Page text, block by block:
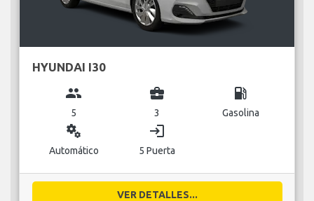
HYUNDAI I30
group
5
business_center
3
local_gas_station
Gasolina
miscellaneous_services
Automático
login
5 Puerta
VER DETALLES...